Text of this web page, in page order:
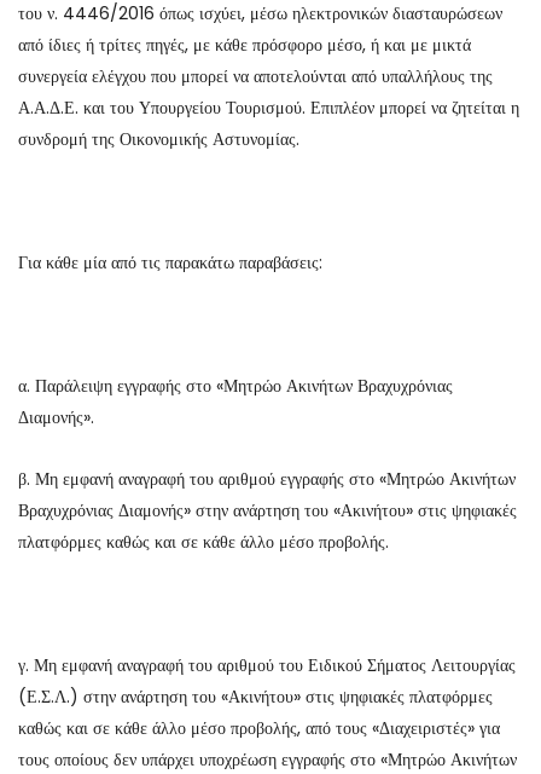
του ν. 4446/2016 όπως ισχύει, μέσω ηλεκτρονικών διασταυρώσεων
από ίδιες ή τρίτες πηγές, με κάθε πρόσφορο μέσο, ή και με μικτά
συνεργεία ελέγχου που μπορεί να αποτελούνται από υπαλλήλους της
Α.Α.Δ.Ε. και του Υπουργείου Τουρισμού. Επιπλέον μπορεί να ζητείται η
συνδρομή της Οικονομικής Αστυνομίας.
Για κάθε μία από τις παρακάτω παραβάσεις:
α. Παράλειψη εγγραφής στο «Μητρώο Ακινήτων Βραχυχρόνιας
Διαμονής».
β. Μη εμφανή αναγραφή του αριθμού εγγραφής στο «Μητρώο Ακινήτων
Βραχυχρόνιας Διαμονής» στην ανάρτηση του «Ακινήτου» στις ψηφιακές
πλατφόρμες καθώς και σε κάθε άλλο μέσο προβολής.
γ. Μη εμφανή αναγραφή του αριθμού του Ειδικού Σήματος Λειτουργίας
(Ε.Σ.Λ.) στην ανάρτηση του «Ακινήτου» στις ψηφιακές πλατφόρμες
καθώς και σε κάθε άλλο μέσο προβολής, από τους «Διαχειριστές» για
τους οποίους δεν υπάρχει υποχρέωση εγγραφής στο «Μητρώο Ακινήτων